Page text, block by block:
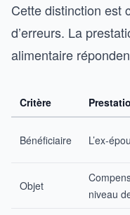
Cette distinction est
d’erreurs. La
alimentaire
Critère
Bénéficiaire L’ex-
Objet
niveau